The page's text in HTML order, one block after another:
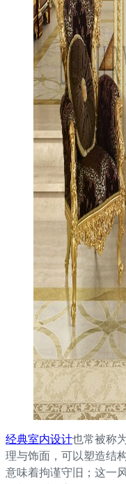
经典室内设计也常被称
理与饰面，可以塑造结
意味着拘谨守旧；这一